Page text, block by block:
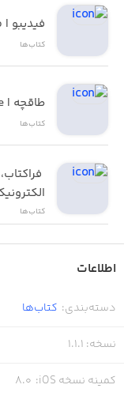
فیدیبو | Fidibo
کتاب‌ها
طاقچه | Taaghche
کتاب‌ها
چاپی
کتاب‌ها
اطلاعات
دسته‌بندی: کتاب‌ها
نسخه:
1.1.1
کمینه نسخه iOS :
8.0